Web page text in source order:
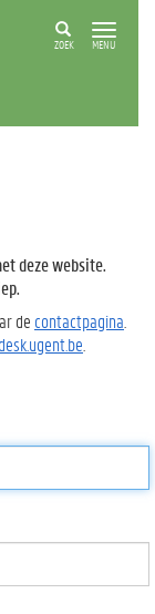
ZOEK MENU
deze website.
de contactpagina